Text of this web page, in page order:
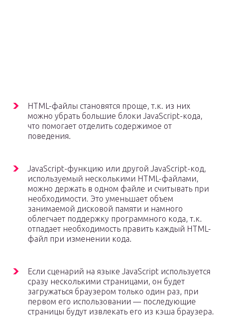
HTML-файлы становятся проще, т.к. из них
можно убрать большие блоки JavaScript-кода,
что помогает отделить содержимое от
поведения.
JavaScript-функцию или другой JavaScript-код,
используемый несколькими HTML-файлами,
можно держать в одном файле и считывать при
необходимости. Это уменьшает объем
занимаемой дисковой памяти и намного
облегчает поддержку программного кода, т.к.
отпадает необходимость править каждый HTML-
файл при изменении кода.
Если сценарий на языке JavaScript используется
сразу несколькими страницами, он будет
загружаться браузером только один раз, при
первом его использовании — последующие
страницы будут извлекать его из кэша браузера.